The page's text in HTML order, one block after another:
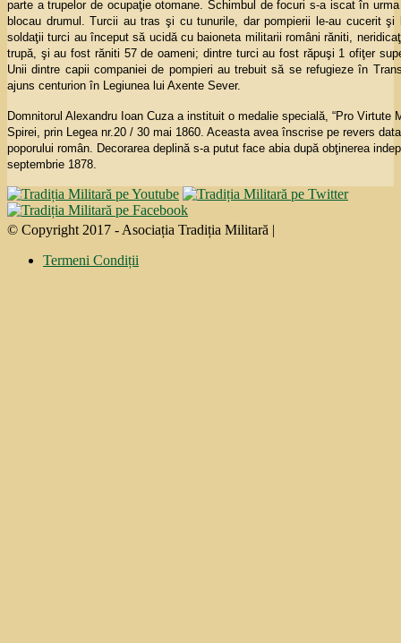
parte a trupelor de ocupaţie otomane. Schimbul de focuri s-a iscat în
blocau drumul. Turcii au tras şi cu tunurile, dar pompierii le-au cucerit
soldaţii turci au început să ucidă cu baioneta militarii români răniti,
trupă, şi au fost răniti 57 de oameni; dintre turci au fost răpuşi 1 ofiţer
Unii dintre capii companiei de pompieri au trebuit să se refugieze în
ajuns centurion în Legiunea lui Axente Sever.
Domnitorul Alexandru Ioan Cuza a instituit o medalie specială, “Pro
Spirei, prin Legea nr.20 / 30 mai 1860. Aceasta avea înscrise pe revers
poporului român. Decorarea deplină s-a putut face abia după obţinerea
septembrie 1878.
© Copyright 2017 - Asociația Tradiția Militară |
Termeni Condiții